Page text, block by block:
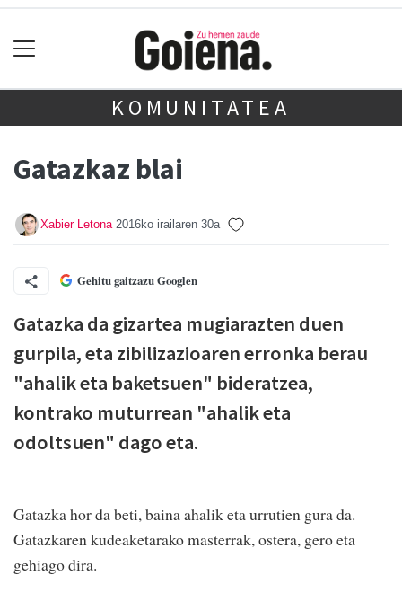
KOMUNITATEA
Gatazkaz blai
Xabier Letona 2016ko irailaren 30a
Gehitu gaitzazu Googlen
Gatazka da gizartea mugiarazten duen
gurpila, eta zibilizazioaren erronka berau
"ahalik eta baketsuen" bideratzea,
kontrako muturrean "ahalik eta
odoltsuen" dago eta.
Gatazka hor da beti, baina ahalik eta urrutien gura da.
Gatazkaren kudeaketarako masterrak, ostera, gero eta
gehiago dira.